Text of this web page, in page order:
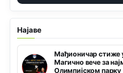
Најаве
Мађионичар стиже
Магично вече за
Олимпијском парку